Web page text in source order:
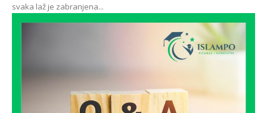
svaka laž je zabranjena...